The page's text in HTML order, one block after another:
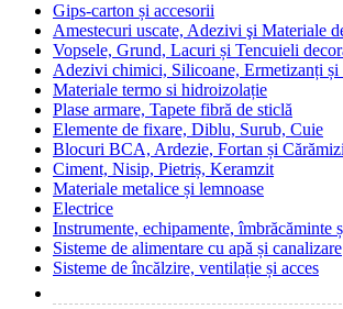
Gips-carton și accesorii
Amestecuri uscate, Adezivi şi Materiale
Vopsele, Grund, Lacuri și Tencuieli
Adezivi chimici, Silicoane, Ermetizanți și
Materiale termo si hidroizolație
Plase armare, Tapete fibră de sticlă
Elemente de fixare, Diblu, Surub, Cuie
Blocuri BCA, Ardezie, Fortan și Cărămizi
Ciment, Nisip, Pietriș, Keramzit
Materiale metalice și lemnoase
Electrice
Instrumente, echipamente, îmbrăcăminte
Sisteme de alimentare cu apă și canalizare
Sisteme de încălzire, ventilație și acces